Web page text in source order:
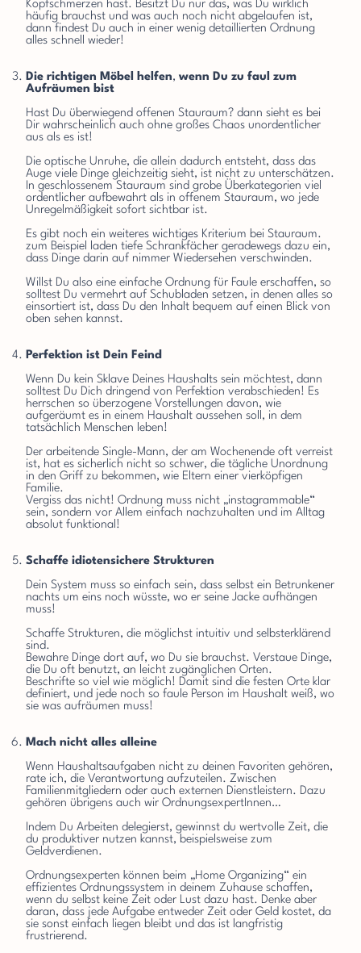
Kopfschmerzen hast. Besitzt Du nur das, was Du wirklich
häufig brauchst und was auch noch nicht abgelaufen ist,
dann findest Du auch in einer wenig detaillierten Ordnung
alles schnell wieder!
Die richtigen Möbel helfen, wenn Du zu faul zum
Aufräumen bist
Hast Du überwiegend offenen Stauraum? dann sieht es bei
Dir wahrscheinlich auch ohne großes Chaos unordentlicher
aus als es ist!
Die optische Unruhe, die allein dadurch entsteht, dass das
Auge viele Dinge gleichzeitig sieht, ist nicht zu unterschätzen.
In geschlossenem Stauraum sind grobe Überkategorien viel
ordentlicher aufbewahrt als in offenem Stauraum, wo jede
Unregelmäßigkeit sofort sichtbar ist.
Es gibt noch ein weiteres wichtiges Kriterium bei Stauraum.
zum Beispiel laden tiefe Schrankfächer geradewegs dazu ein,
dass Dinge darin auf nimmer Wiedersehen verschwinden.
Willst Du also eine einfache Ordnung für Faule erschaffen, so
solltest Du vermehrt auf Schubladen setzen, in denen alles so
einsortiert ist, dass Du den Inhalt bequem auf einen Blick von
oben sehen kannst.
Perfektion ist Dein Feind
Wenn Du kein Sklave Deines Haushalts sein möchtest, dann
solltest Du Dich dringend von Perfektion verabschieden! Es
herrschen so überzogene Vorstellungen davon, wie
aufgeräumt es in einem Haushalt aussehen soll, in dem
tatsächlich Menschen leben!
Der arbeitende Single-Mann, der am Wochenende oft verreist
ist, hat es sicherlich nicht so schwer, die tägliche Unordnung
in den Griff zu bekommen, wie Eltern einer vierköpfigen
Familie.
Vergiss das nicht! Ordnung muss nicht „instagrammable“
sein, sondern vor Allem einfach nachzuhalten und im Alltag
absolut funktional!
Schaffe idiotensichere Strukturen
Dein System muss so einfach sein, dass selbst ein Betrunkener
nachts um eins noch wüsste, wo er seine Jacke aufhängen
muss!
Schaffe Strukturen, die möglichst intuitiv und selbsterklärend
sind.
Bewahre Dinge dort auf, wo Du sie brauchst. Verstaue Dinge,
die Du oft benutzt, an leicht zugänglichen Orten.
Beschrifte so viel wie möglich! Damit sind die festen Orte klar
definiert, und jede noch so faule Person im Haushalt weiß, wo
sie was aufräumen muss!
Mach nicht alles alleine
Wenn Haushaltsaufgaben nicht zu deinen Favoriten gehören,
rate ich, die Verantwortung aufzuteilen. Zwischen
Familienmitgliedern oder auch externen Dienstleistern. Dazu
gehören übrigens auch wir OrdnungsexpertInnen…
Indem Du Arbeiten delegierst, gewinnst du wertvolle Zeit, die
du produktiver nutzen kannst, beispielsweise zum
Geldverdienen.
Ordnungsexperten können beim „Home Organizing“ ein
effizientes Ordnungssystem in deinem Zuhause schaffen,
wenn du selbst keine Zeit oder Lust dazu hast. Denke aber
daran, dass jede Aufgabe entweder Zeit oder Geld kostet, da
sie sonst einfach liegen bleibt und das ist langfristig
frustrierend.